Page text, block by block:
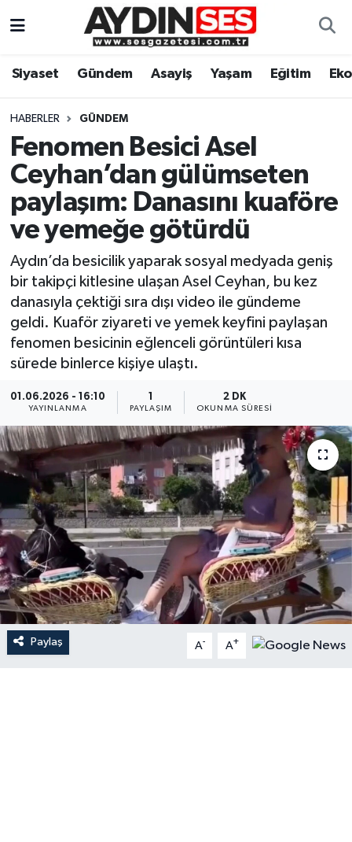
Siyaset Gündem Asayiş Yaşam Eğitim
HABERLER GÜNDEM
Fenomen Besici Asel
Ceyhan’dan gülümseten
paylaşım: Danasını kuaföre
ve yemeğe götürdü
Aydın’da besicilik yaparak sosyal medyada geniş
bir takipçi kitlesine ulaşan Asel Ceyhan, bu kez
danasıyla çektiği sıra dışı video ile gündeme
geldi. Kuaför ziyareti ve yemek keyfini paylaşan
fenomen besicinin eğlenceli görüntüleri kısa
sürede binlerce kişiye ulaştı.
01.06.2026 - 16:10
YAYINLANMA PAYLAŞIM
2 DK
OKUNMA SÜRESI
Paylaş A- A+
Gündem
Siyaset
Ekonomi
Yaşam
Eğitim
Kültür Sanat
Spor
Aydın Hava Durumu
Aydin Namaz Vakitleri
Aydın Trafik Yoğunluk Haritası
Süper Lig Puan Durumu ve Fikstür
Tüm Manşetler
Son Dakika Haberleri
Haber Arşivi